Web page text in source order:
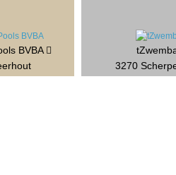
BVBA
3270